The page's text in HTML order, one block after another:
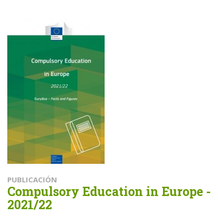
PUBLICACIÓN
Compulsory Education in Europe -
2021/22